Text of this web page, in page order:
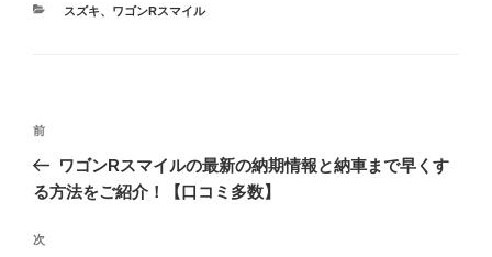
コレ！
カ
スズキ、 ワゴンRスマイル
投
ナ
ゲ
前
の
投
前
ワゴンRスマイルの最新の納期情報と納車まで早くす
る方法をご紹介！【口コミ多数】
次
次